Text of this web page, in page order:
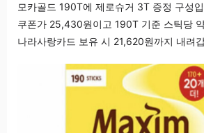
모카골드 190T에 제로슈거 3T 증정 구성
쿠폰가 25,430원이고 190T 기준 스틱당
나라사랑카드 보유 시 21,620원까지 내려